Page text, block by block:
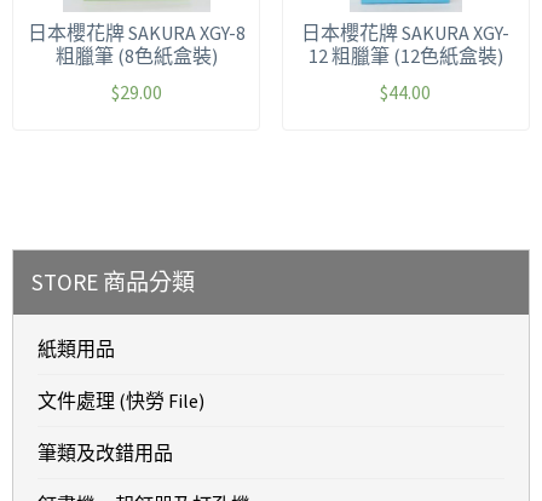
日本櫻花牌 SAKURA XGY-8
粗臘筆 (8色紙盒裝)
$29.00
日本櫻花牌 SAKURA XGY-
12 粗臘筆 (12色紙盒裝)
$44.00
STORE 商品分類
紙類用品
文件處理 (快勞 File)
筆類及改錯用品